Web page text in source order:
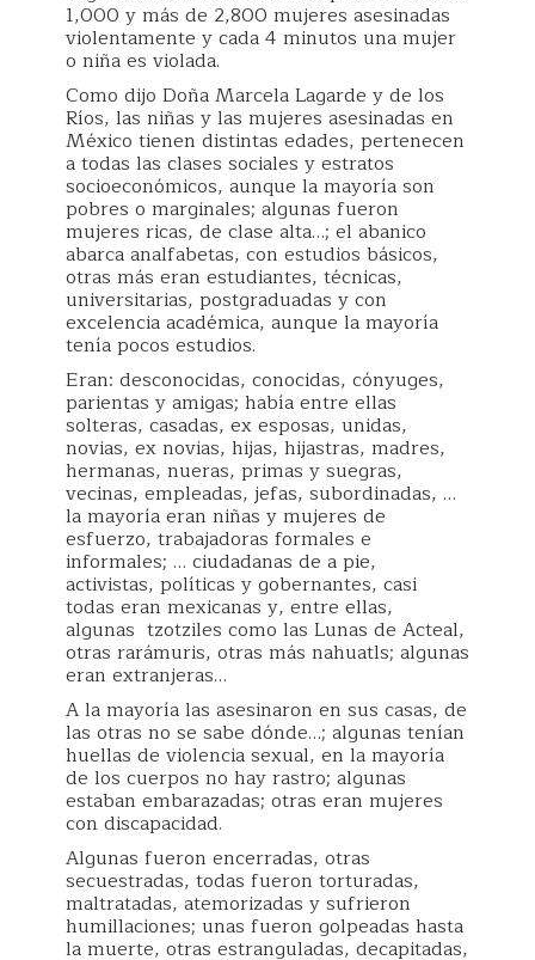
1,000 y más de 2,800 mujeres asesinadas
violentamente y cada 4 minutos una mujer
o niña es violada.
Como dijo Doña Marcela Lagarde y de los
Ríos, las niñas y las mujeres asesinadas en
México tienen distintas edades, pertenecen
a todas las clases sociales y estratos
socioeconómicos, aunque la mayoría son
pobres o marginales; algunas fueron
mujeres ricas, de clase alta…; el abanico
abarca analfabetas, con estudios básicos,
otras más eran estudiantes, técnicas,
universitarias, postgraduadas y con
excelencia académica, aunque la mayoría
tenía pocos estudios.
Eran: desconocidas, conocidas, cónyuges,
parientas y amigas; había entre ellas
solteras, casadas, ex esposas, unidas,
novias, ex novias, hijas, hijastras, madres,
hermanas, nueras, primas y suegras,
vecinas, empleadas, jefas, subordinadas, …
la mayoría eran niñas y mujeres de
esfuerzo, trabajadoras formales e
informales; … ciudadanas de a pie,
activistas, políticas y gobernantes, casi
todas eran mexicanas y, entre ellas,
algunas tzotziles como las Lunas de Acteal,
otras rarámuris, otras más nahuatls; algunas
eran extranjeras…
A la mayoría las asesinaron en sus casas, de
las otras no se sabe dónde…; algunas tenían
huellas de violencia sexual, en la mayoría
de los cuerpos no hay rastro; algunas
estaban embarazadas; otras eran mujeres
con discapacidad.
Algunas fueron encerradas, otras
secuestradas, todas fueron torturadas,
maltratadas, atemorizadas y sufrieron
humillaciones; unas fueron golpeadas hasta
la muerte, otras estranguladas, decapitadas,